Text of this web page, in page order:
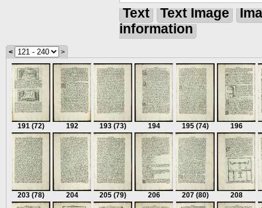
Text Text Image
information
< >
191 (72) 192 193 (73) 194 195 (74) 196
203 (78) 204 205 (79) 206 207 (80) 208